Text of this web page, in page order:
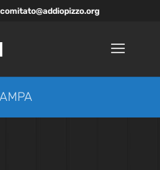
comitato@addiopizzo.org